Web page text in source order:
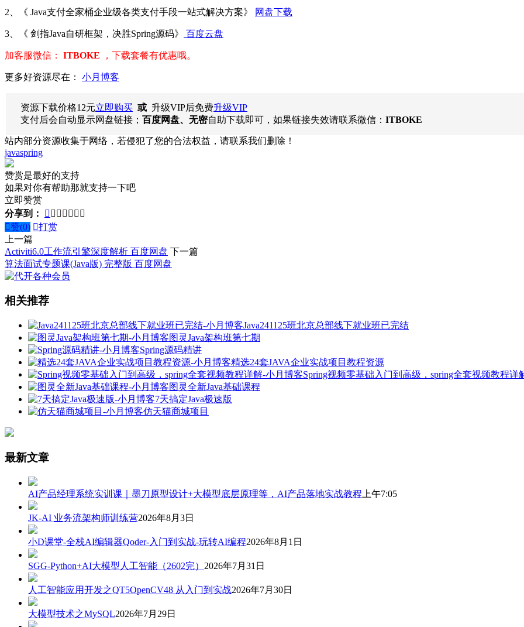
2、《 Java支付全家桶企业级各类支付手段一站式解决方案》 网盘下载
3、《 剑指Java自研框架，决胜Spring源码》 百度云盘
加客服微信： ITBOKE ，下载套餐有优惠哦。
更多好资源尽在： 小月博客
资源下载价格12元立即购买 或 升级VIP后免费升级VIP
支付后会自动显示网盘链接； 百度网盘、无密自助下载即可，如果链接失效请联系微信： ITBOKE
站内部分资源收集于网络，若侵犯了您的合法权益，请联系我们删除！
javaspring
赞赏是最好的支持
如果对你有帮助那就支持一下吧
立即赞赏
分享到：
      
赞(0) 打赏
上一篇
Activiti6.0工作流引擎深度解析 百度网盘 下一篇
算法面试专题课(Java版) 完整版 百度网盘
相关推荐
Java241125班北京总部线下就业班已完结
图灵Java架构班第七期
Spring源码精讲
精选24套JAVA企业实战项目教程资源
Spring视频零基础入门到高级，spring全套视频教程详
图灵全新Java基础课程
7天搞定Java极速版
仿天猫商城项目
最新文章
AI产品经理系统实训课｜墨刀原型设计+大模型底层原理等，AI产品落地实战教程 上午7:05
JK-AI 业务流架构师训练营2026年8月3日
小D课堂-全栈AI编辑器Qoder-入门到实战-玩转AI编程2026年8月1日
SGG-Python+AI大模型人工智能（2602完） 2026年7月31日
人工智能应用开发之QT5OpenCV48 从入门到实战2026年7月30日
大模型技术之MySQL2026年7月29日